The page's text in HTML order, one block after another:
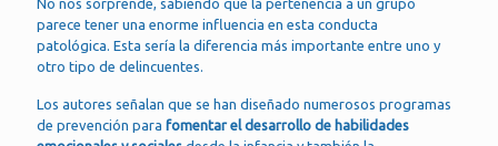
No nos sorprende, sabiendo que la pertenencia a un grupo
parece tener una enorme influencia en esta conducta
patológica. Esta sería la diferencia más importante entre uno y
otro tipo de delincuentes.
Los autores señalan que se han diseñado numerosos programas
de prevención para fomentar el desarrollo de habilidades